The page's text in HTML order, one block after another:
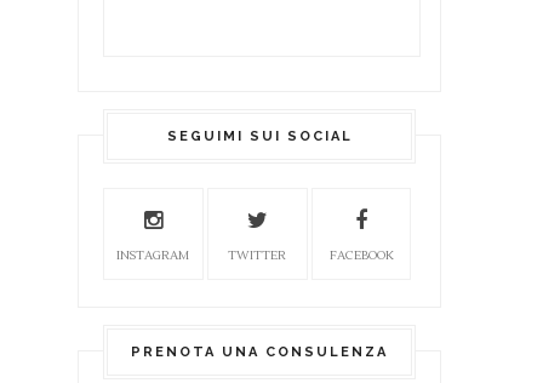
SEGUIMI SUI SOCIAL
INSTAGRAM TWITTER FACEBOOK
PRENOTA UNA CONSULENZA